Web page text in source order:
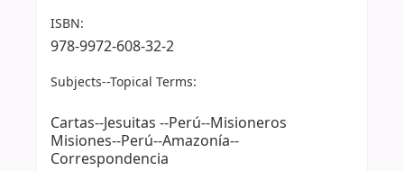
ISBN:
978-9972-608-32-2
Subjects--Topical Terms:
Cartas--Jesuitas --Perú--Misioneros
Misiones--Perú--Amazonía--
Correspondencia